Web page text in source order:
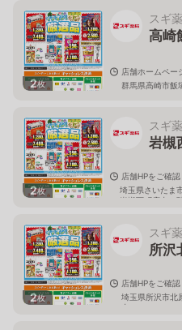
2枚
スギ
高崎
店舗ホームペー
群馬県高崎市
2枚
スギ
岩槻
店舗HPをご確
埼玉県さいたま
岩槻西町店内１階
2枚
スギ
所沢
店舗HPをご確
埼玉県所沢市
内